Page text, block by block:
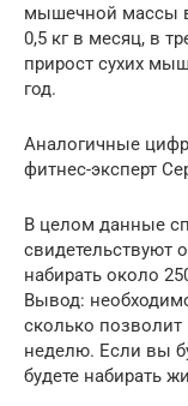
мышечной массы
0,5 кг в месяц, в
прирост сухих
год.
Аналогичные
фитнес-эксперт
В целом данные
свидетельствуют
набирать около
Вывод:
сколько позволит
неделю. Если вы
будете набирать